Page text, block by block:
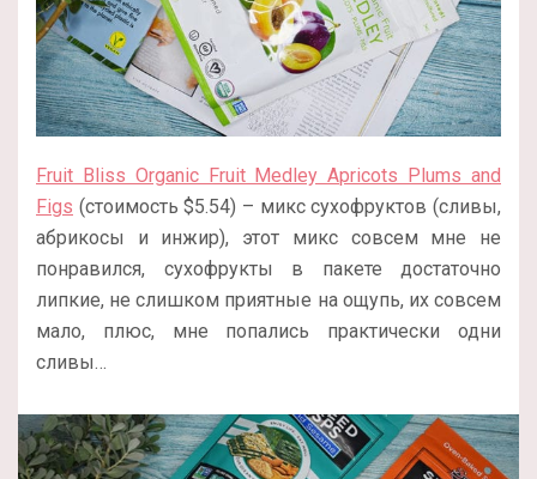
Fruit Bliss Organic Fruit Medley Apricots Plums and
Figs (стоимость $5.54) – микс сухофруктов (сливы,
абрикосы и инжир), этот микс совсем мне не
понравился, сухофрукты в пакете достаточно
липкие, не слишком приятные на ощупь, их совсем
мало, плюс, мне попались практически одни
сливы…